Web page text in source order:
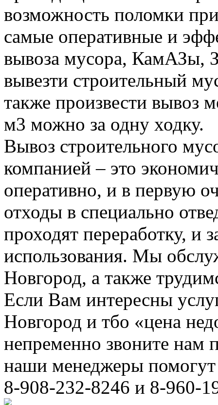
возможность поломки
самые оперативные и
вывоза мусора,
вывезти строительный
также произвести вывоз
м3 можно за одну ходку.
Вывоз строительного
компанией – это
оперативно, и в первую
отходы в специально
проходят переработку, и
использования. Мы
Новгород, а также
Если Вам интересны
Новгород и тбо «цена
непременно звоните нам
наши менеджеры помогут
8-908-232-8246 и 8-960-